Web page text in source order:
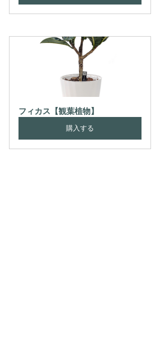
フィカス【観葉植物】
購入する